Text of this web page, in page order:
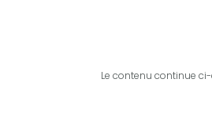
Le contenu continue